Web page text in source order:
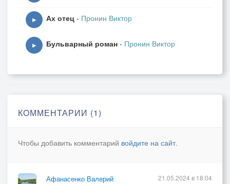
▶ Ах отец - Пронин Виктор
▶ Бульварный роман - Пронин Виктор
КОММЕНТАРИИ (1)
Чтобы добавить комментарий войдите на сайт.
Афанасенко Валерий
21.05.2024 в 18:04